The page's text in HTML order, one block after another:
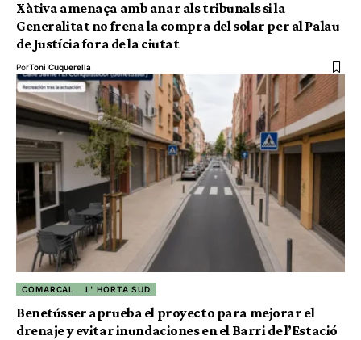
Xàtiva amenaça amb anar als tribunals si la
Generalitat no frena la compra del solar per al Palau
de Justícia fora de la ciutat
PorToni Cuquerella
COMARCAL L' HORTA SUD
Benetússer aprueba el proyecto para mejorar el
drenaje y evitar inundaciones en el Barri de l’Estació